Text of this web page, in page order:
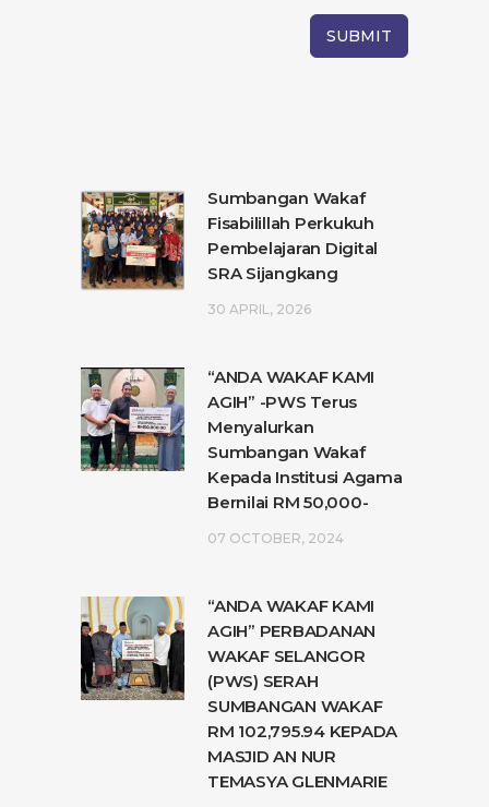
Sumbangan Wakaf
Fisabilillah Perkukuh
Pembelajaran Digital
SRA Sijangkang
30 APRIL, 2026
“ANDA WAKAF KAMI
AGIH” -PWS Terus
Menyalurkan
Sumbangan Wakaf
Kepada Institusi Agama
Bernilai RM 50,000-
07 OCTOBER, 2024
“ANDA WAKAF KAMI
AGIH” PERBADANAN
WAKAF SELANGOR
(PWS) SERAH
SUMBANGAN WAKAF
RM 102,795.94 KEPADA
MASJID AN NUR
TEMASYA GLENMARIE